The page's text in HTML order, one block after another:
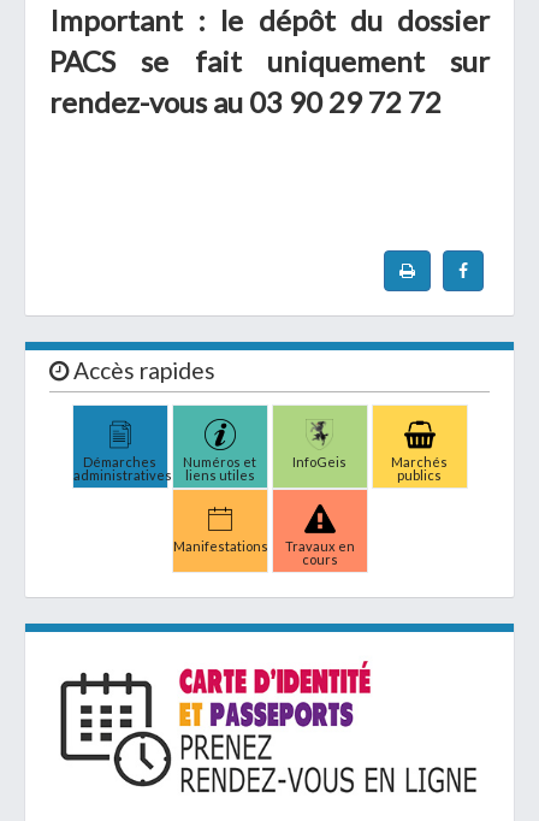
Important : le dépôt du dossier
PACS se fait uniquement sur
rendez-vous au 03 90 29 72 72
Accès rapides
Démarches
administratives
Numéros et
liens utiles
InfoGeis
Marchés
publics
Manifestations
Travaux en
cours